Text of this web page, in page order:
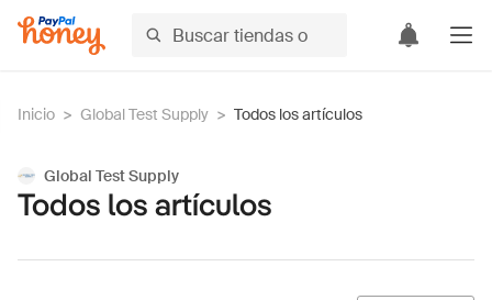
Inicio > Global Test Supply > Todos los artículos
Global Test Supply
Todos los artículos